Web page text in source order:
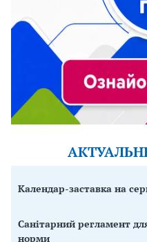
Календар-заставка на
Санітарний регламент
норми